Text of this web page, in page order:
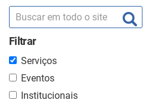
Filtrar
Serviços
Eventos
Institucionais